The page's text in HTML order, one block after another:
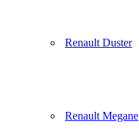
Renault Duster
Renault Megane